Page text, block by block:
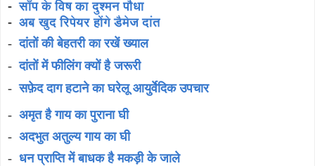
-साँप के विष का दुश्मन पौधा
- अब खुद रिपेयर होंगे डैमेज दांत
-दांतों की बेहतरी का रखें ख्याल
-दांतों में फीलिंग क्यों है जरूरी
-सफ़ेद दाग हटाने का घरेलू आयुर्वेदिक उपचार
- अमृत है गाय का पुराना घी
- अदभुत अतुल्य गाय का घी
- धन प्राप्ति में बाधक है मकड़ी के जाले